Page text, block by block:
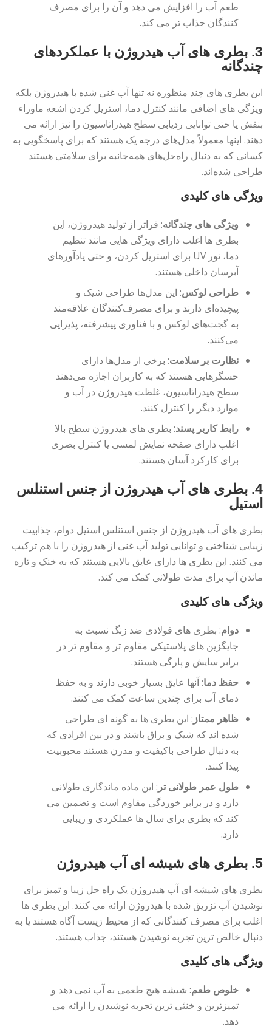
طعم آب را افزایش می دهد و آن را برای مصرف
کنندگان جذاب تر می کند.
3. بطری های آب هیدروژن با عملکردهای
چندگانه
این بطری های چند منظوره نه تنها آب غنی شده با هیدروژن بلکه
ویژگی های اضافی مانند کنترل دما، استریل کردن اشعه ماوراء
بنفش یا حتی توانایی ردیابی سطح هیدراتاسیون را نیز ارائه می
دهند. اینها معمولاً مدل‌های درجه یک هستند که برای پاسخگویی به
کسانی که به دنبال راه‌حل‌های همه‌جانبه برای سلامتی هستند
طراحی شده‌اند.
ویژگی های کلیدی
ویژگی های چندگانه: فراتر از تولید هیدروژن، این
بطری ها اغلب دارای ویژگی هایی مانند تنظیم
دما، نور UV برای استریل کردن، و حتی یادآورهای
آبرسان داخلی هستند.
طراحی لوکس: این مدل‌ها طراحی شیک و
پیچیده‌ای دارند و برای مصرف‌کنندگان علاقه‌مند
به گجت‌های لوکس و با فناوری پیشرفته، پذیرایی
می‌کنند.
نظارت بر سلامت: برخی از مدل‌ها دارای
حسگرهایی هستند که به کاربران اجازه می‌دهند
سطح هیدراتاسیون، غلظت هیدروژن در آب و
موارد دیگر را کنترل کنند.
رابط کاربر پسند: بطری های هیدروژن سطح بالا
اغلب دارای صفحه نمایش لمسی یا کنترل بصری
برای کارکرد آسان هستند.
4. بطری های آب هیدروژن از جنس استنلس
استیل
بطری های آب هیدروژن از جنس استنلس استیل دوام، جذابیت
زیبایی شناختی و توانایی تولید آب غنی از هیدروژن را با هم ترکیب
می کنند. این بطری ها دارای عایق بالایی هستند که به خنک و تازه
ماندن آب برای مدت طولانی کمک می کند.
ویژگی های کلیدی
دوام: بطری های فولادی ضد زنگ نسبت به
جایگزین های پلاستیکی مقاوم تر و مقاوم تر در
برابر سایش و پارگی هستند.
حفظ دما: آنها عایق بسیار خوبی دارند و به حفظ
دمای آب برای چندین ساعت کمک می کنند.
ظاهر ممتاز : این بطری ها به گونه ای طراحی
شده اند که شیک و براق باشند و در بین افرادی که
به دنبال طراحی باکیفیت و مدرن هستند محبوبیت
پیدا کنند.
طول عمر طولانی تر : این ماده ماندگاری طولانی
دارد و در برابر خوردگی مقاوم است و تضمین می
کند که بطری برای سال ها عملکردی و زیبایی
دارد.
5. بطری های شیشه ای آب هیدروژن
بطری های شیشه ای آب هیدروژن یک راه حل زیبا و تمیز برای
نوشیدن آب تزریق شده با هیدروژن ارائه می کنند. این بطری ها
اغلب برای مصرف کنندگانی که از محیط زیست آگاه هستند یا به
دنبال خالص ترین تجربه نوشیدن هستند، جذاب هستند.
ویژگی های کلیدی
خلوص طعم: شیشه هیچ طعمی به آب نمی دهد و
تمیزترین و خنثی ترین تجربه نوشیدن را ارائه می
دهد.